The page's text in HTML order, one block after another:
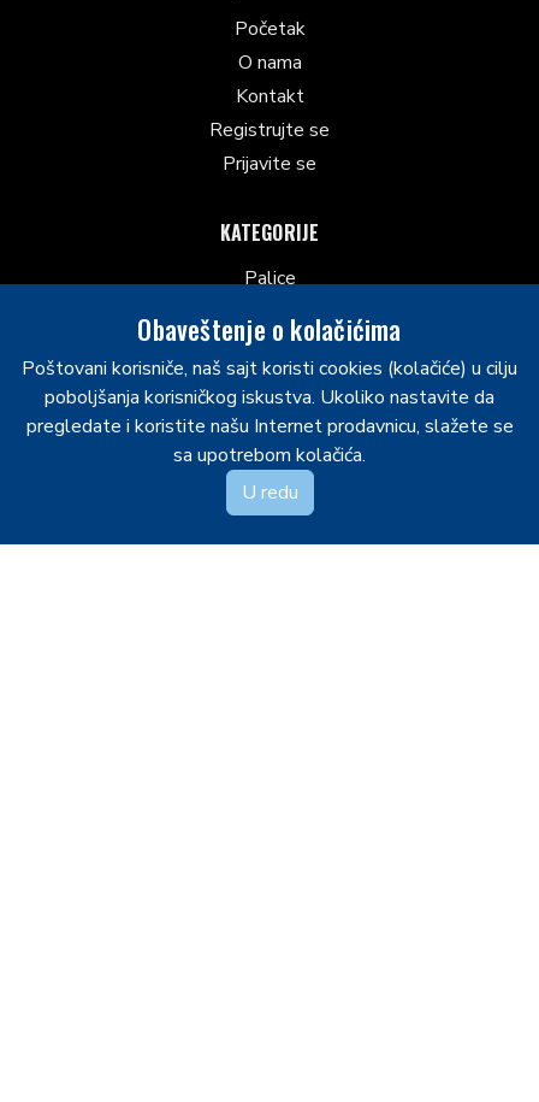
Početak
O nama
Kontakt
Registrujte se
Prijavite se
KATEGORIJE
Palice
Kacige sa mrežicom
Ostalo
Klizaljke
Laktobrani
Hokejaške gaće
Rukavice
Hokejaški grudnjaci
Obaveštenje o kolačićima
Poštovani korisniče, naš sajt koristi cookies (kolačiće) u cilju
poboljšanja korisničkog iskustva. Ukoliko nastavite da
pregledate i koristite našu Internet prodavnicu, slažete se
sa upotrebom kolačića.
U redu